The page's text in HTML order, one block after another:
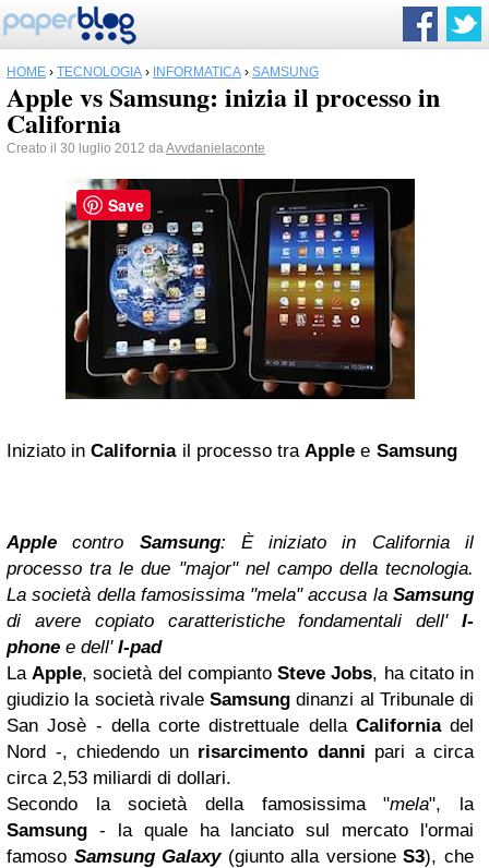
HOME › TECNOLOGIA › INFORMATICA › SAMSUNG
Apple vs Samsung: inizia il processo in
California
Creato il 30 luglio 2012 daAvvdanielaconte
Iniziato inCalifornia il processo traApplee Samsung
Apple contro Samsung: Èiniziato in California il
processo tra le due "major" nel campo della tecnologia.
La società della famosissima "mela" accusa la Samsung
di avere copiato caratteristiche fondamentali dell' I-
phone e dell' I-pad
LaApple, società del compiantoSteve Jobs, ha citato in
giudizio la società rivale Samsungdinanzi al Tribunale di
San Josè - della corte distrettuale della California del
Nord -, chiedendo un risarcimento danni pari a circa
circa 2,53 miliardi di dollari.
Secondo la società della famosissima "mela", la
Samsung - la quale ha lanciato sul mercato l'ormai
famoso Samsung Galaxy (giunto alla versioneS3), che
Save